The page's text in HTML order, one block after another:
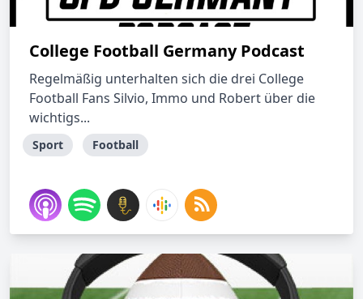
College Football Germany Podcast
Regelmäßig unterhalten sich die drei College
Football Fans Silvio, Immo und Robert über die
wichtigs...
Sport Football